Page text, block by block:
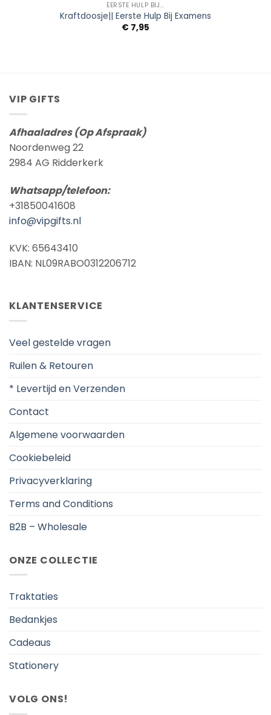
EERSTE HULP BIJ...
Kraftdoosje|| Eerste Hulp Bij Examens
€ 7,95
VIP GIFTS
Afhaaladres (Op Afspraak)
Noordenweg 22
2984 AG Ridderkerk
Whatsapp/telefoon:
+31850041608
info@vipgifts.nl
KVK: 65643410
IBAN: NL09RABO0312206712
KLANTENSERVICE
Veel gestelde vragen
Ruilen & Retouren
* Levertijd en Verzenden
Contact
Algemene voorwaarden
Cookiebeleid
Privacyverklaring
Terms and Conditions
B2B – Wholesale
ONZE COLLECTIE
Traktaties
Bedankjes
Cadeaus
Stationery
VOLG ONS!